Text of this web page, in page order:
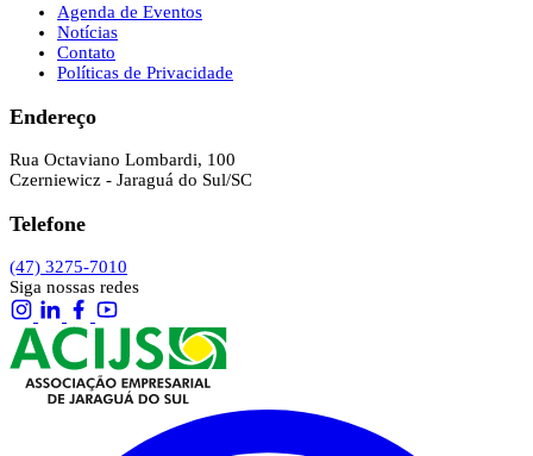
Agenda de Eventos
Notícias
Contato
Políticas de Privacidade
Endereço
Rua Octaviano Lombardi, 100
Czerniewicz - Jaraguá do Sul/SC
Telefone
(47) 3275-7010
Siga nossas redes